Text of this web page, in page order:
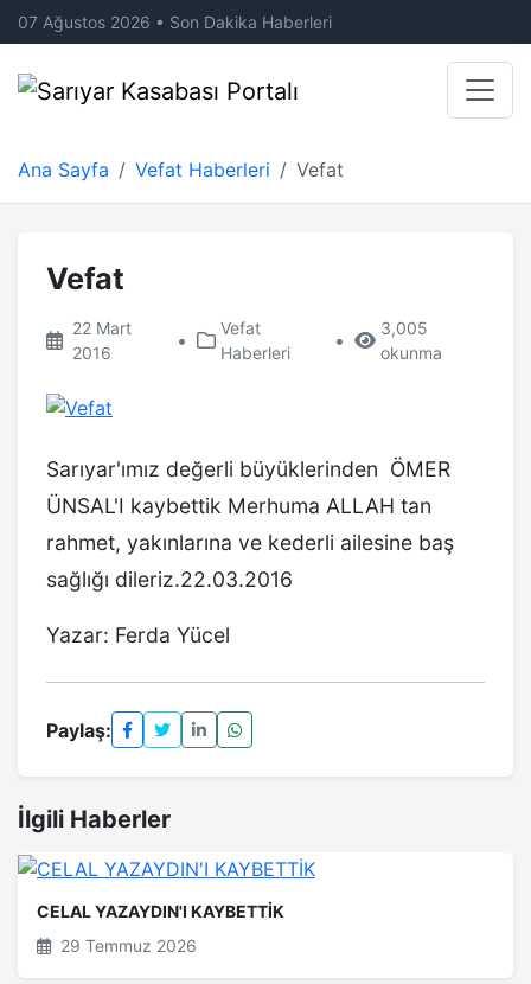
07 Ağustos 2026 • Son Dakika Haberleri
Ana Sayfa Vefat Haberleri Vefat
Vefat
22 Mart
2016
•
Vefat
Haberleri
•
3,005
okunma
Sarıyar'ımız değerli büyüklerinden ÖMER
ÜNSAL'I kaybettik Merhuma ALLAH tan
rahmet, yakınlarına ve kederli ailesine baş
sağlığı dileriz.22.03.2016
Yazar: Ferda Yücel
Paylaş:
İlgili Haberler
CELAL YAZAYDIN'I KAYBETTİK
29 Temmuz 2026